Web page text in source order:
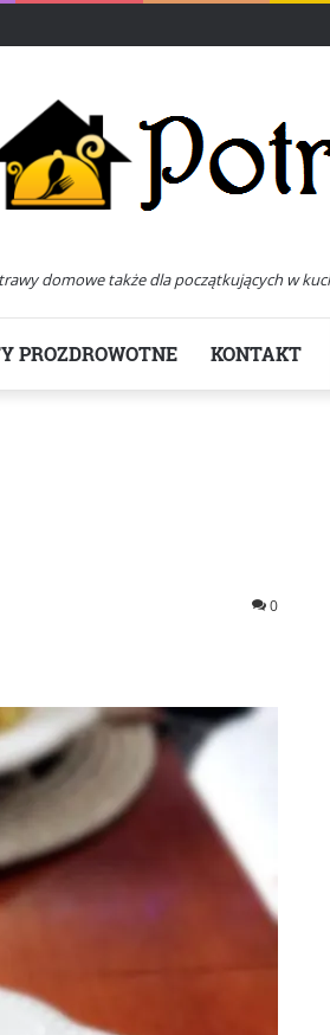
domowe także dla początkujących w
PROZDROWOTNE KONTAKT
0